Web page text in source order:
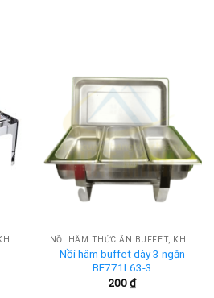
NỒI HÂM THỨC ĂN BUFFET, KHAY HÂM NÓNG BUFFET NỒI HÂM THỨC ĂN BUFFET, KHAY HÂM NÓNG BUFFET
Nồi hâm buffet dày 3 ngăn
BF771L63-3
200₫